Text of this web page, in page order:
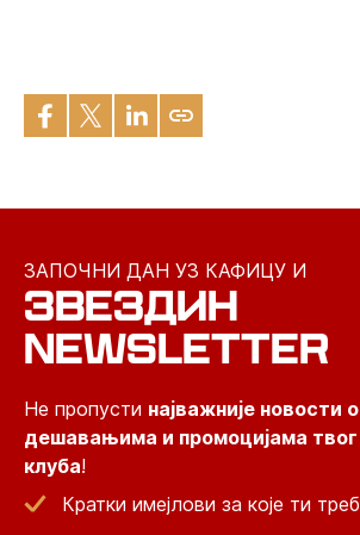
ЗАПОЧНИ ДАН УЗ КАФИЦУ И
ЗВЕЗДИН
NEWSLETTER
Не пропусти најважније новости
дешавањима и промоцијама
клуба!
Кратки имејлови за које ти